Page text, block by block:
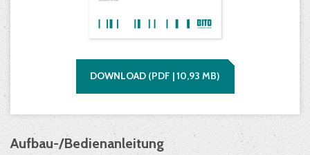
DOWNLOAD (PDF |10,93 MB)
Aufbau-/Bedienanleitung